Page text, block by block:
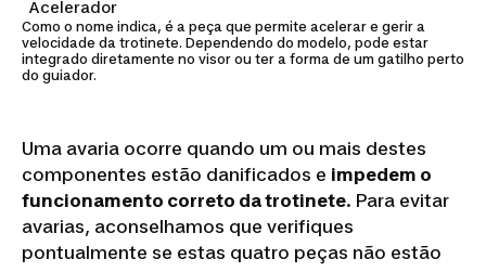
Acelerador
Como o nome indica, é a peça que permite acelerar e gerir a
velocidade da trotinete. Dependendo do modelo, pode estar
integrado diretamente no visor ou ter a forma de um gatilho perto
do guiador.
Uma avaria ocorre quando um ou mais destes
componentes estão danificados e impedem o
funcionamento correto da trotinete. Para evitar
avarias, aconselhamos que verifiques
pontualmente se estas quatro peças não estão